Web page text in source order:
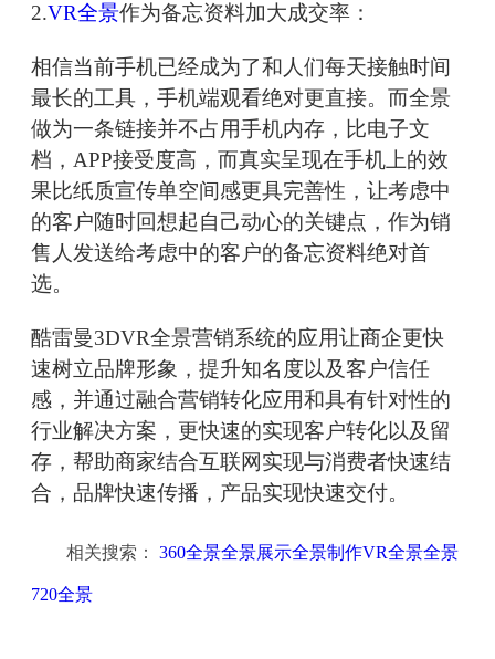
2.VR全景作为备忘资料加大成交率：
相信当前手机已经成为了和人们每天接触时间
最长的工具，手机端观看绝对更直接。而全景
做为一条链接并不占用手机内存，比电子文
档，APP接受度高，而真实呈现在手机上的效
果比纸质宣传单空间感更具完善性，让考虑中
的客户随时回想起自己动心的关键点，作为销
售人发送给考虑中的客户的备忘资料绝对首
选。
酷雷曼3DVR全景营销系统的应用让商企更快
速树立品牌形象，提升知名度以及客户信任
感，并通过融合营销转化应用和具有针对性的
行业解决方案，更快速的实现客户转化以及留
存，帮助商家结合互联网实现与消费者快速结
合，品牌快速传播，产品实现快速交付。
相关搜索： 360全景全景展示全景制作VR全景全景
720全景